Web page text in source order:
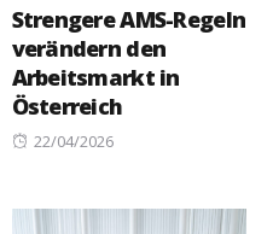
Strengere AMS-Regeln
verändern den
Arbeitsmarkt in
Österreich
Posted
22/04/2026